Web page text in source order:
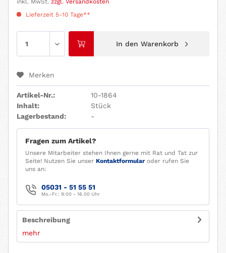
inkl. MwSt. zzgl. Versandkosten
Lieferzeit 5-10 Tage**
In den Warenkorb
Merken
Artikel-Nr.:
10-1864
Inhalt:
Stück
Lagerbestand:
-
Fragen zum Artikel?
Unsere Mitarbeiter stehen Ihnen gerne mit Rat und Tat zur
Seite! Nutzen Sie unser Kontaktformular oder rufen Sie
uns an:
05031 - 51 55 51
Mo.-Fr.: 9:00 - 16.00 Uhr
Beschreibung
mehr